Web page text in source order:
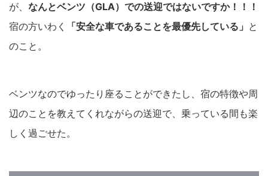
が、 なんとベンツ（GLA）での送迎ではないですか！！！
宿の方いわく
「安全な車であることを最優先している」 と
のこと。
ベンツなのでゆったり座ることができたし、宿の特徴や周
辺のことを教えてくれながらの送迎で、乗っている間も楽
しく過ごせた。